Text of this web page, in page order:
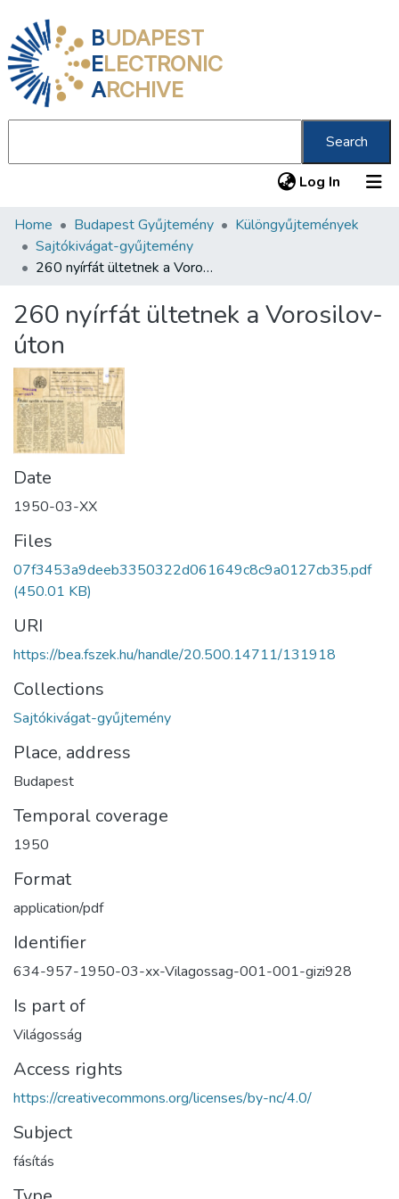
BUDAPEST
ELECTRONIC
ARCHIVE
Search
Log In (current)
Communities & Collections
All of DSpace
About us
Home Budapest Gyűjtemény
Különgyűjtemények
Sajtókivágat-gyűjtemény
260 nyírfát ültetnek a Vorosilov-úton
260 nyírfát ültetnek a Vorosilov-
úton
Date
1950-03-XX
Files
07f3453a9deeb3350322d061649c8c9a0127cb35.pdf
(450.01 KB)
URI
https://bea.fszek.hu/handle/20.500.14711/131918
Collections
Sajtókivágat-gyűjtemény
Place, address
Budapest
Temporal coverage
1950
Format
application/pdf
Identifier
634-957-1950-03-xx-Vilagossag-001-001-gizi928
Is part of
Világosság
Access rights
https://creativecommons.org/licenses/by-nc/4.0/
Subject
fásítás